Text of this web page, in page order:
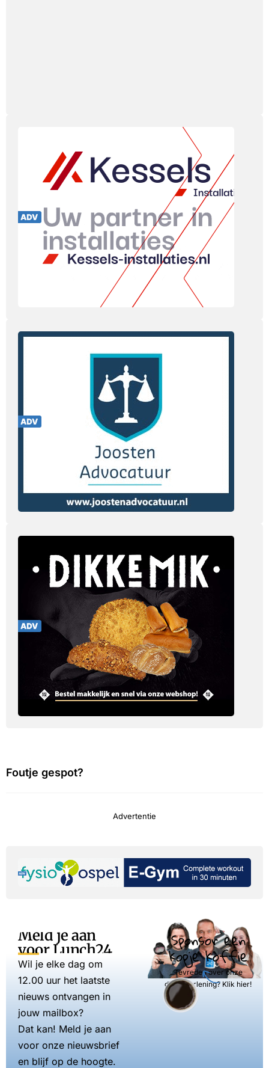
Foutje gespot?
Advertentie
Meld je aan
voor Lunch24
Wil je elke dag om
12.00 uur het laatste
nieuws ontvangen in
jouw mailbox?
Dat kan! Meld je aan
voor onze nieuwsbrief
en blijf op de hoogte.
Sponsor een
kopje koffie
Tevreden over onze
dienstverlening? Klik hier!